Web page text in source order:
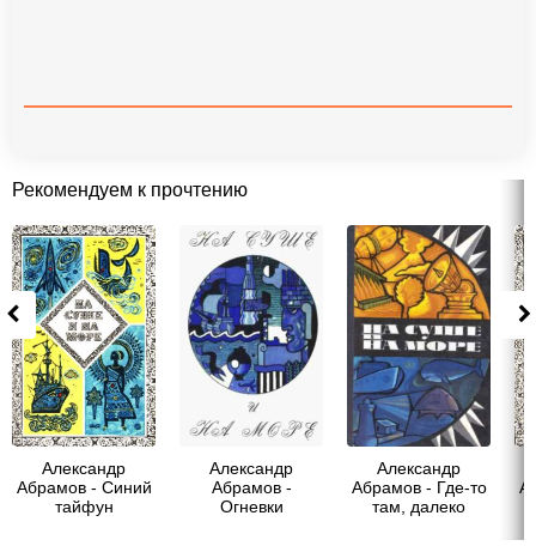
Рекомендуем к прочтению
Александр
Абрамов - Синий
тайфун
Александр
Абрамов -
Огневки
Александр
Абрамов - Где-то
там, далеко